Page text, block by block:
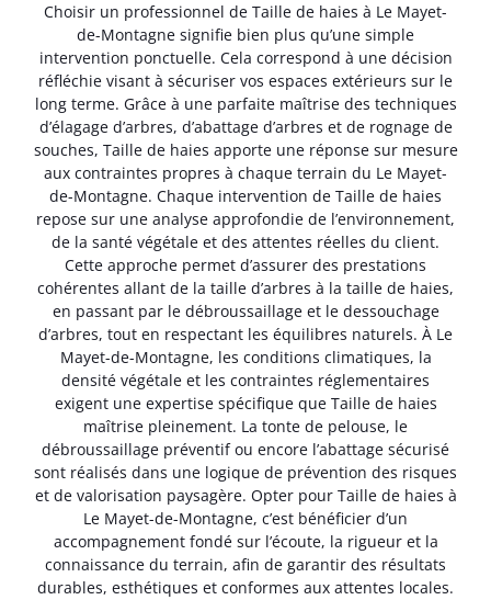
Choisir un professionnel de Taille de haies à Le Mayet-
de-Montagne signifie bien plus qu’une simple
intervention ponctuelle. Cela correspond à une décision
réfléchie visant à sécuriser vos espaces extérieurs sur le
long terme. Grâce à une parfaite maîtrise des techniques
d’élagage d’arbres, d’abattage d’arbres et de rognage de
souches, Taille de haies apporte une réponse sur mesure
aux contraintes propres à chaque terrain du Le Mayet-
de-Montagne. Chaque intervention de Taille de haies
repose sur une analyse approfondie de l’environnement,
de la santé végétale et des attentes réelles du client.
Cette approche permet d’assurer des prestations
cohérentes allant de la taille d’arbres à la taille de haies,
en passant par le débroussaillage et le dessouchage
d’arbres, tout en respectant les équilibres naturels. À Le
Mayet-de-Montagne, les conditions climatiques, la
densité végétale et les contraintes réglementaires
exigent une expertise spécifique que Taille de haies
maîtrise pleinement. La tonte de pelouse, le
débroussaillage préventif ou encore l’abattage sécurisé
sont réalisés dans une logique de prévention des risques
et de valorisation paysagère. Opter pour Taille de haies à
Le Mayet-de-Montagne, c’est bénéficier d’un
accompagnement fondé sur l’écoute, la rigueur et la
connaissance du terrain, afin de garantir des résultats
durables, esthétiques et conformes aux attentes locales.